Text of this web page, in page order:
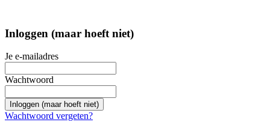
Inloggen (maar hoeft niet)
Je e-mailadres
Wachtwoord
Inloggen (maar hoeft niet)
Wachtwoord vergeten?